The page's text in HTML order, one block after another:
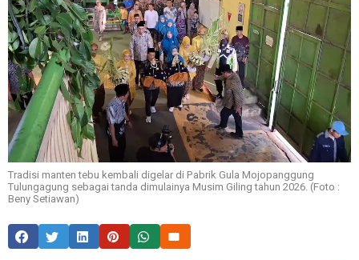
Tradisi manten tebu kembali digelar di Pabrik Gula Mojopanggung
Tulungagung sebagai tanda dimulainya Musim Giling tahun 2026. (Foto :
Beny Setiawan)